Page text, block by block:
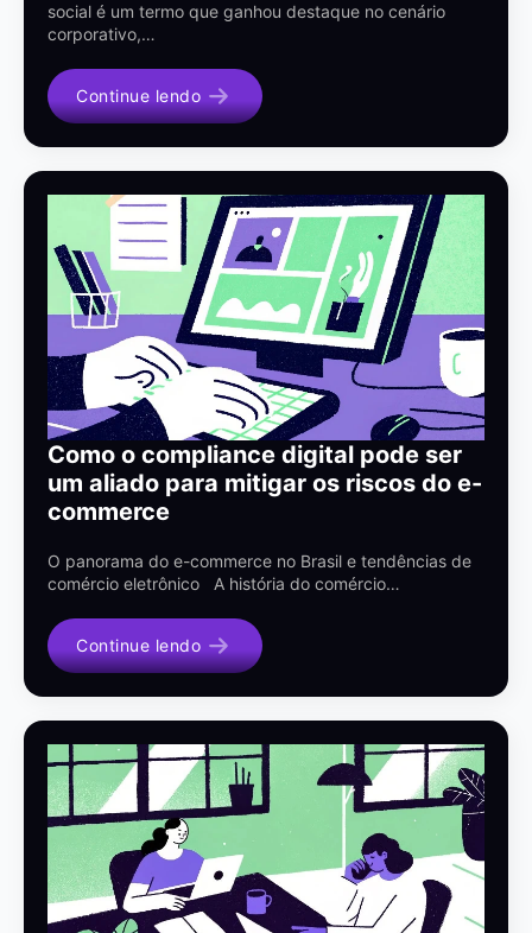
social é um termo que ganhou destaque no cenário
corporativo,…
Continue lendo
Como o compliance digital pode ser
um aliado para mitigar os riscos do e-
commerce
O panorama do e-commerce no Brasil e tendências de
comércio eletrônico A história do comércio…
Continue lendo